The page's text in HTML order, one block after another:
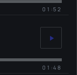
01:52
01:48